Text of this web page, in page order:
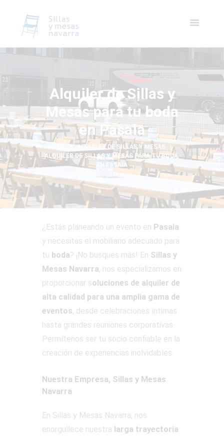
Alquiler de Sillas y
Mesas para tu boda
en Pasaia
ALQUILER DE SILLAS Y MESAS
ALQUILER DE SILLAS Y MESAS PARA TU BODA
EN PASAIA
¿Estás planeando un evento en Pasaia
y necesitas el mobiliario adecuado para
tu boda? ¡No busques más! En Sillas y
Mesas Navarra, nos especializamos en
proporcionar soluciones de alquiler de
alta calidad para una amplia gama de
eventos, desde celebraciones íntimas
hasta grandes reuniones corporativas.
Permítenos ser tu socio confiable en la
creación de experiencias inolvidables.
Nuestra Empresa, Sillas y Mesas
Navarra
En Sillas y Mesas Navarra, nos
enorgullece nuestra larga trayectoria